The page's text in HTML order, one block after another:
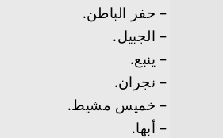
– حفر الباطن.
– الجبيل.
– ينبع.
– نجران.
– خميس مشيط.
– أبها.